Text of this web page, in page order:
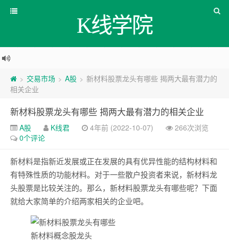
K线学院
> 交易市场 > A股 > 新材料股票龙头有哪些 揭两大最有潜力的
相关企业
新材料股票龙头有哪些 揭两大最有潜力的相关企业
A股 K线君 4年前 (2022-10-07)
266次浏览
0个评论
新材料是指新近发展或正在发展的具有优异性能的结构材料和
有特殊性质的功能材料。对于一些散户投资者来说，新材料龙
头股票是比较关注的。那么，新材料股票龙头有哪些呢？下面
就给大家简单的介绍两家相关的企业吧。
新材料概念股龙头